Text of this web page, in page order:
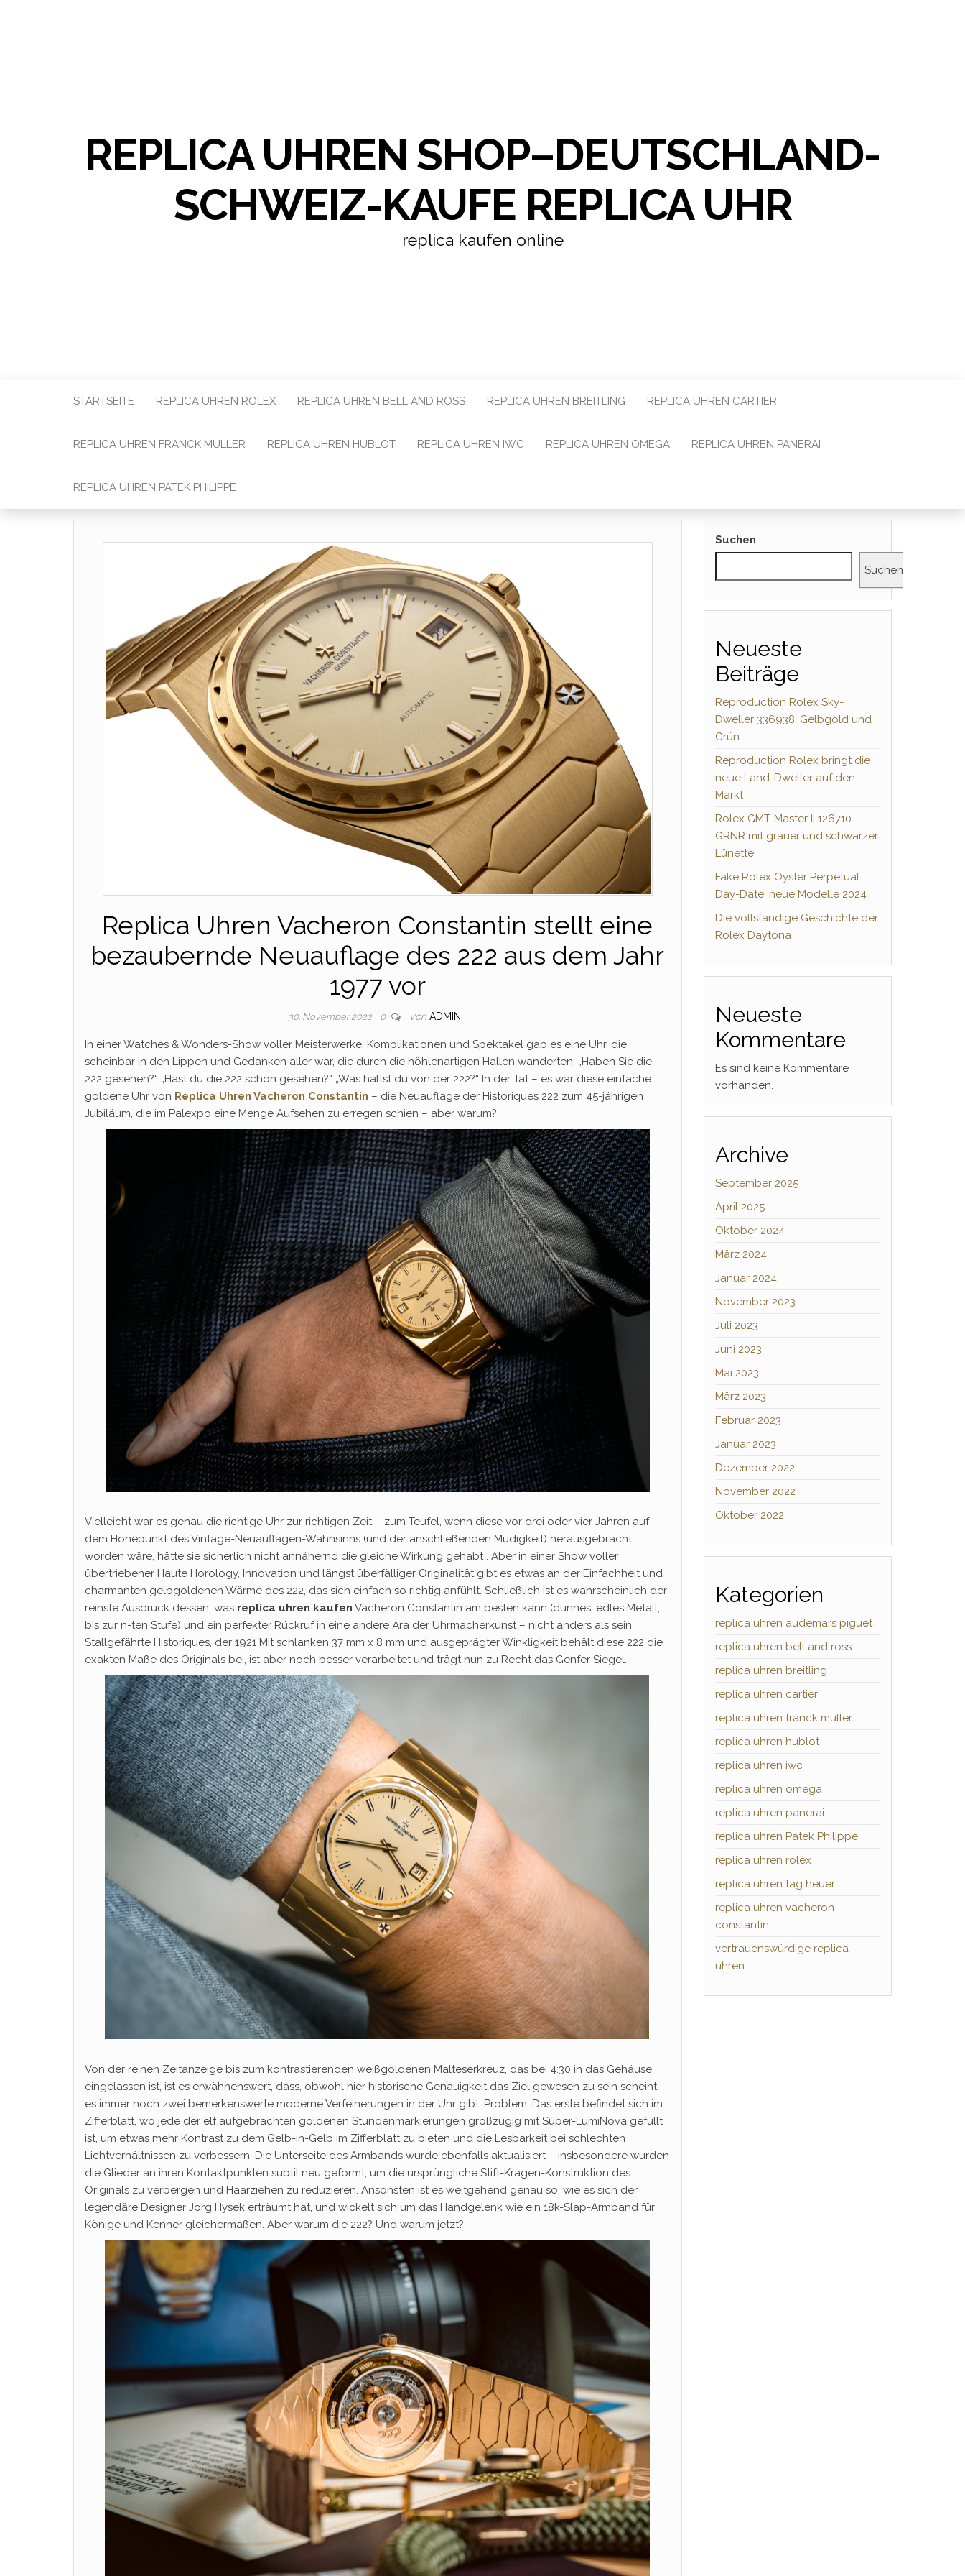
REPLICA UHREN SHOP–DEUTSCHLAND-
SCHWEIZ-KAUFE REPLICA UHR
replica kaufen online
STARTSEITE REPLICA UHREN ROLEX REPLICA UHREN BELL AND ROSS REPLICA UHREN BREITLING REPLICA UHREN CARTIER
REPLICA UHREN FRANCK MULLER REPLICA UHREN HUBLOT REPLICA UHREN IWC REPLICA UHREN OMEGA REPLICA UHREN PANERAI
REPLICA UHREN PATEK PHILIPPE
Replica Uhren Vacheron Constantin stellt eine
bezaubernde Neuauflage des 222 aus dem Jahr
1977 vor
30. November 2022 0 Von ADMIN
In einer Watches & Wonders-Show voller Meisterwerke, Komplikationen und Spektakel gab es eine Uhr, die
scheinbar in den Lippen und Gedanken aller war, die durch die höhlenartigen Hallen wanderten: „Haben Sie die
222 gesehen?“ „Hast du die 222 schon gesehen?“ „Was hältst du von der 222?“ In der Tat – es war diese einfache
goldene Uhr von Replica Uhren Vacheron Constantin – die Neuauflage der Historiques 222 zum 45-jährigen
Jubiläum, die im Palexpo eine Menge Aufsehen zu erregen schien – aber warum?
Vielleicht war es genau die richtige Uhr zur richtigen Zeit – zum Teufel, wenn diese vor drei oder vier Jahren auf
dem Höhepunkt des Vintage-Neuauflagen-Wahnsinns (und der anschließenden Müdigkeit) herausgebracht
worden wäre, hätte sie sicherlich nicht annähernd die gleiche Wirkung gehabt . Aber in einer Show voller
übertriebener Haute Horology, Innovation und längst überfälliger Originalität gibt es etwas an der Einfachheit und
charmanten gelbgoldenen Wärme des 222, das sich einfach so richtig anfühlt. Schließlich ist es wahrscheinlich der
reinste Ausdruck dessen, was replica uhren kaufen Vacheron Constantin am besten kann (dünnes, edles Metall,
bis zur n-ten Stufe) und ein perfekter Rückruf in eine andere Ära der Uhrmacherkunst – nicht anders als sein
Stallgefährte Historiques, der 1921 Mit schlanken 37 mm x 8 mm und ausgeprägter Winkligkeit behält diese 222 die
exakten Maße des Originals bei, ist aber noch besser verarbeitet und trägt nun zu Recht das Genfer Siegel.
Von der reinen Zeitanzeige bis zum kontrastierenden weißgoldenen Malteserkreuz, das bei 4:30 in das Gehäuse
eingelassen ist, ist es erwähnenswert, dass, obwohl hier historische Genauigkeit das Ziel gewesen zu sein scheint,
es immer noch zwei bemerkenswerte moderne Verfeinerungen in der Uhr gibt. Problem: Das erste befindet sich im
Zifferblatt, wo jede der elf aufgebrachten goldenen Stundenmarkierungen großzügig mit Super-LumiNova gefüllt
ist, um etwas mehr Kontrast zu dem Gelb-in-Gelb im Zifferblatt zu bieten und die Lesbarkeit bei schlechten
Lichtverhältnissen zu verbessern. Die Unterseite des Armbands wurde ebenfalls aktualisiert – insbesondere wurden
die Glieder an ihren Kontaktpunkten subtil neu geformt, um die ursprüngliche Stift-Kragen-Konstruktion des
Originals zu verbergen und Haarziehen zu reduzieren. Ansonsten ist es weitgehend genau so, wie es sich der
legendäre Designer Jorg Hysek erträumt hat, und wickelt sich um das Handgelenk wie ein 18k-Slap-Armband für
Könige und Kenner gleichermaßen. Aber warum die 222? Und warum jetzt?
Suchen
Suchen
Neueste
Beiträge
Reproduction Rolex Sky-
Dweller 336938, Gelbgold und
Grün
Reproduction Rolex bringt die
neue Land-Dweller auf den
Markt
Rolex GMT-Master II 126710
GRNR mit grauer und schwarzer
Lünette
Fake Rolex Oyster Perpetual
Day-Date, neue Modelle 2024
Die vollständige Geschichte der
Rolex Daytona
Neueste
Kommentare
Es sind keine Kommentare
vorhanden.
Archive
September 2025
April 2025
Oktober 2024
März 2024
Januar 2024
November 2023
Juli 2023
Juni 2023
Mai 2023
März 2023
Februar 2023
Januar 2023
Dezember 2022
November 2022
Oktober 2022
Kategorien
replica uhren audemars piguet
replica uhren bell and ross
replica uhren breitling
replica uhren cartier
replica uhren franck muller
replica uhren hublot
replica uhren iwc
replica uhren omega
replica uhren panerai
replica uhren Patek Philippe
replica uhren rolex
replica uhren tag heuer
replica uhren vacheron
constantin
vertrauenswürdige replica
uhren